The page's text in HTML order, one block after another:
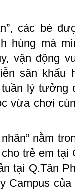
các bé
hùng mà
vận động
sân khấu
lý tưởng
vừa chơi
nằm
trẻ em tại
tại Q.Tân
Campus